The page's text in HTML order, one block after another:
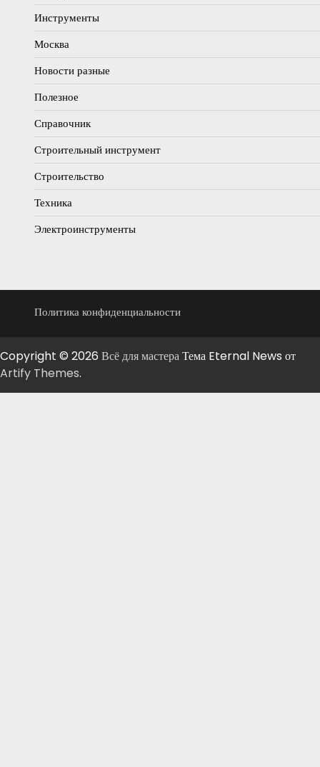
Инструменты
Москва
Новости разные
Полезное
Справочник
Строительный инструмент
Строительство
Техника
Электроинструменты
Политика конфиденциальности
Copyright © 2026 Всё для мастераТема Eternal News от
Artify Themes.